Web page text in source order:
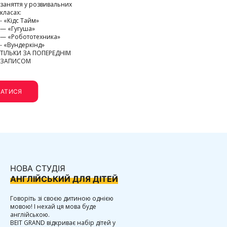
заняття у розвивальних
класах:
- «Кідс Тайм»
— «Гугуша»
— «Робототехника»
- «Вундеркінд»
ТІЛЬКИ ЗА ПОПЕРЕДНІМ
ЗАПИСОМ
НОВА СТУДІЯ
АНГЛІЙСЬКИЙ ДЛЯ ДІТЕЙ
Говоріть зі своєю дитиною однією
мовою! І нехай ця мова буде
англійською.
BEIT GRAND відкриває набір дітей у